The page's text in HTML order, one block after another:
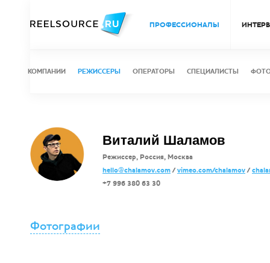
ПРОФЕССИОНАЛЫ
КОМПАНИИ РЕЖИССЕРЫ ОПЕРАТОРЫ СПЕЦИАЛИСТЫ
Виталий Шаламов
Режиссер, Россия, Москва
hello@chalamov.com/vimeo.com/chalamov/
+7 996 380 63 30
Фотографии